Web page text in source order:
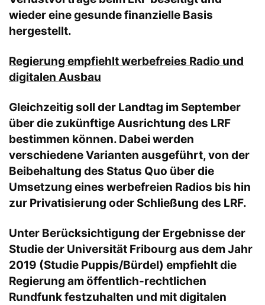
wieder eine gesunde finanzielle Basis
hergestellt.
Regierung empfiehlt werbefreies Radio und
digitalen Ausbau
Gleichzeitig soll der Landtag im September
über die zukünftige Ausrichtung des LRF
bestimmen können. Dabei werden
verschiedene Varianten ausgeführt, von der
Beibehaltung des Status Quo über die
Umsetzung eines werbefreien Radios bis hin
zur Privatisierung oder Schließung des LRF.
Unter Berücksichtigung der Ergebnisse der
Studie der Universität Fribourg aus dem Jahr
2019 (Studie Puppis/Bürdel) empfiehlt die
Regierung am öffentlich-rechtlichen
Rundfunk festzuhalten und mit digitalen